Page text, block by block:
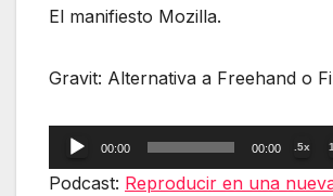
El manifiesto Mozilla.
Gravit: Alternativa a Freehand o
Reproductor
de
00:00 00:00 .5x
Podcast: Reproducir en una